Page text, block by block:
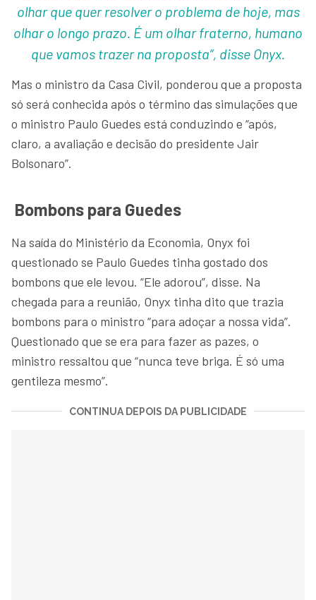
olhar que quer resolver o problema de hoje, mas
olhar o longo prazo. É um olhar fraterno, humano
que vamos trazer na proposta”, disse Onyx.
Mas o ministro da Casa Civil, ponderou que a proposta
só será conhecida após o término das simulações que
o ministro Paulo Guedes está conduzindo e “após,
claro, a avaliação e decisão do presidente Jair
Bolsonaro”.
Bombons para Guedes
Na saída do Ministério da Economia, Onyx foi
questionado se Paulo Guedes tinha gostado dos
bombons que ele levou. “Ele adorou”, disse. Na
chegada para a reunião, Onyx tinha dito que trazia
bombons para o ministro “para adoçar a nossa vida”.
Questionado que se era para fazer as pazes, o
ministro ressaltou que “nunca teve briga. É só uma
gentileza mesmo”.
CONTINUA DEPOIS DA PUBLICIDADE